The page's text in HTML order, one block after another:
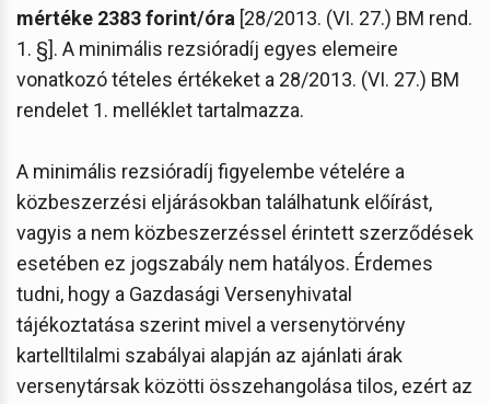
mértéke 2383 forint/óra [28/2013. (VI. 27.) BM rend.
1. §]. A minimális rezsióradíj egyes elemeire
vonatkozó tételes értékeket a 28/2013. (VI. 27.) BM
rendelet 1. melléklet tartalmazza.
A minimális rezsióradíj figyelembe vételére a
közbeszerzési eljárásokban találhatunk előírást,
vagyis a nem közbeszerzéssel érintett szerződések
esetében ez jogszabály nem hatályos. Érdemes
tudni, hogy a Gazdasági Versenyhivatal
tájékoztatása szerint mivel a versenytörvény
kartelltilalmi szabályai alapján az ajánlati árak
versenytársak közötti összehangolása tilos, ezért az